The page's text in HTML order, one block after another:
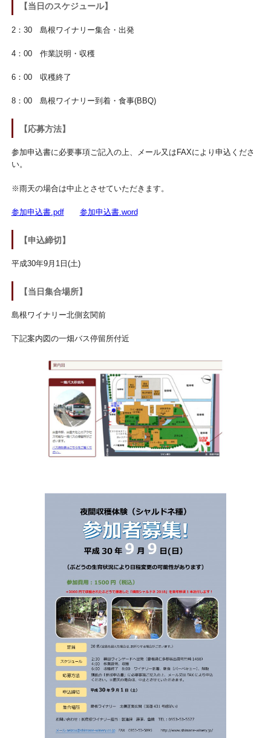
【当日のスケジュール】
2：30 島根ワイナリー集合・出発
4：00 作業説明・収穫
6：00 収穫終了
8：00 島根ワイナリー到着・食事(BBQ)
【応募方法】
参加申込書に必要事項ご記入の上、メール又はFAXにより申込くださ
い。
※雨天の場合は中止とさせていただきます。
参加申込書.pdf 参加申込書.word
【申込締切】
平成30年9月1日(土)
【当日集合場所】
島根ワイナリー北側玄関前
下記案内図の一畑バス停留所付近